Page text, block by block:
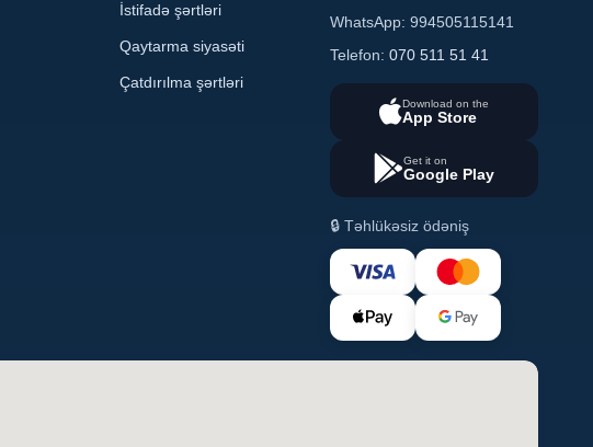
İstifadə şərtləri
Qaytarma siyasəti
Çatdırılma şərtləri
WhatsApp: 994505115141
Telefon: 070 511 51 41
Download on the
App Store
Get it on
Google Play
🔒 Təhlükəsiz ödəniş